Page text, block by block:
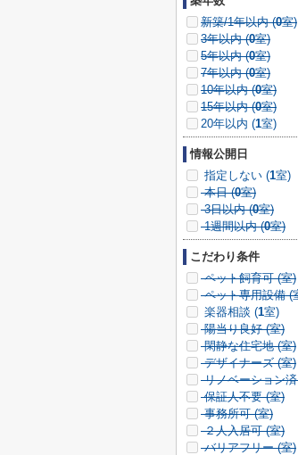
新築/1年以内 (0室)
3年以内 (0室)
5年以内 (0室)
7年以内 (0室)
10年以内 (0室)
15年以内 (0室)
20年以内 (1室)
情報公開日
指定しない (1室)
本日 (0室)
3日以内 (0室)
1週間以内 (0室)
こだわり条件
ペット飼育可 (室)
ペット専用設備 (
楽器相談 (1室)
陽当り良好 (室)
閑静な住宅地 (室)
デザイナーズ (室)
リノベーション
保証人不要 (室)
事務所可 (室)
２人入居可 (室)
バリアフリー (室)